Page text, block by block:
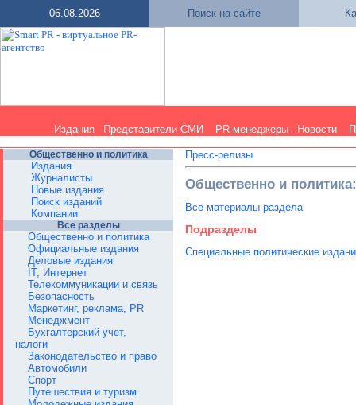
06.08.2026 Поиск на сайте
Издания Представители СМИ PR-менеджеры Новости
Общественно и политика
Издания
Журналисты
Новые издания
Поиск изданий
Компании
Все разделы
Общественно и политика
Официальные издания
Деловые издания
IT, Интернет
Телекоммуникации и связь
Безопасность
Маркетинг, реклама, PR
Менеджмент
Бухгалтерский учет,
налоги
Законодательство и право
Автомобили
Спорт
Путешествия и туризм
Пресс-релизы
Общественно и
Все материалы раздела
Подразделы
Специальные политические